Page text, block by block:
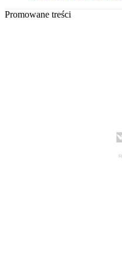
Promowane treści